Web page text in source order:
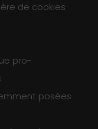
de cookies
pro-
posées